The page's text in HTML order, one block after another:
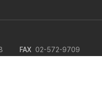
FAX 02-572-9709